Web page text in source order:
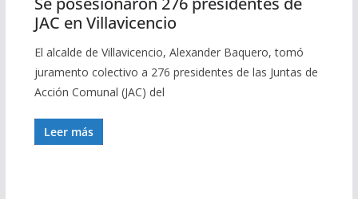
JAC en Villavicencio
El alcalde de Villavicencio, Alexander Baquero, tomó
juramento colectivo a 276 presidentes de las Juntas de
Acción Comunal (JAC) del
Leer más